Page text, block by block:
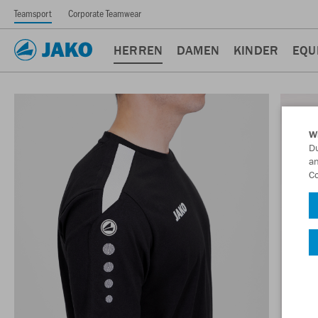
Teamsport Corporate Teamwear
HERREN DAMEN KINDER